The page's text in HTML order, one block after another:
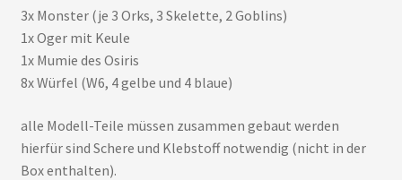
3x Monster (je 3 Orks, 3 Skelette, 2 Goblins)
1x Oger mit Keule
1x Mumie des Osiris
8x Würfel (W6, 4 gelbe und 4 blaue)
alle Modell-Teile müssen zusammen gebaut werden
hierfür sind Schere und Klebstoff notwendig (nicht in der
Box enthalten).